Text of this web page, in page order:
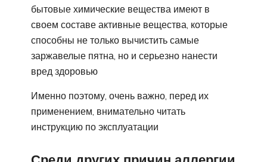
бытовые химические вещества имеют в
своем составе активные вещества, которые
способны не только вычистить самые
заржавелые пятна, но и серьезно нанести
вред здоровью
Именно поэтому, очень важно, перед их
применением, внимательно читать
инструкцию по эксплуатации